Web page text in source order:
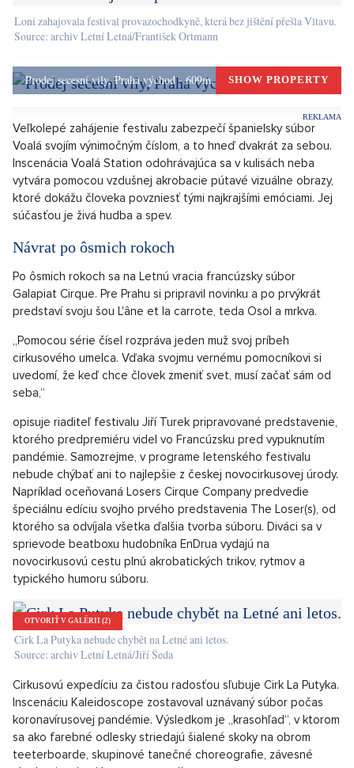
šapitó na 500 osôb, kde bude navyše povinné mať zakrytý
nos aj ústa rúškom. Kapacita vonkajšej scény na čerstvom
dodržanie bezpečnej vzdialenosti medzi skupinami. Pre
návštevníkov budeme mať rúška na predaj a dezinfekciu
vraví Jiří Turek, riaditeľ festivalu Letní Letná.
OTVORIŤ V GALÉRII (2)
Loni zahajovala festival provazochodkyně, která bez jištění přešla Vltavu.
Source: archiv Letní Letná/František Ortmann
Prodej secesní vily, Praha východ - 609m, Okolí Prahy
Veľkolepé zahájenie festivalu zabezpečí španielsky súbor
Inscenácia Voalá Station odohrávajúca sa v kulisách neba
vytvára pomocou vzdušnej akrobacie pútavé vizuálne obrazy,
ktoré dokážu človeka povzniesť tými najkrajšími emóciami. Jej
súčasťou je živá hudba a spev.
Návrat po ôsmich rokoch
Po ôsmich rokoch sa na Letnú vracia francúzsky súbor
Galapiat Cirque. Pre Prahu si pripravil novinku a po prvýkrát
predstaví svoju šou L'âne et la carrote, teda Osol a mrkva.
„Pomocou série čísel rozpráva jeden muž svoj príbeh
cirkusového umelca. Vďaka svojmu vernému pomocníkovi si
uvedomí, že keď chce človek zmeniť svet, musí začať sám od
seba,“
opisuje riaditeľ festivalu Jiří Turek pripravované predstavenie,
ktorého predpremiéru videl vo Francúzsku pred vypuknutím
pandémie. Samozrejme, v programe letenského festivalu
nebude chýbať ani to najlepšie z českej novocirkusovej úrody.
špeciálnu edíciu svojho prvého predstavenia The Loser(s), od
ktorého sa odvíjala všetka ďalšia tvorba súboru. Diváci sa v
sprievode beatboxu hudobníka EnDrua vydajú na
novocirkusovú cestu plnú akrobatických trikov, rytmov a
typického humoru súboru.